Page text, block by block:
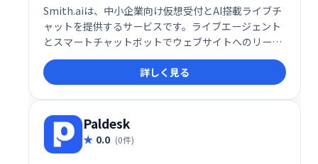
Smith.aiは、中小企業向け仮想受付とAI搭載ライブチ
ャットを提供するサービスです。ライブエージェント
とスマートチャットボットでウェブサイトへのリード
獲得、スクリーニング、コンバージョンを効率化しま
す。起業家、法律・ITコンサルティング、金融業界な
ど、幅広い業種に対応しています。
詳しく見る
Paldesk
0.0 (0件)